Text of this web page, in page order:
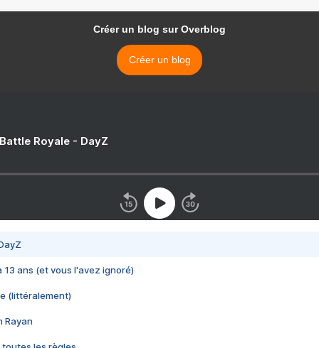
Créer un blog sur Overblog
Créer un blog
Royale - DayZ
13 ans (et vous l'avez ignoré)
(littéralement)
Rayan